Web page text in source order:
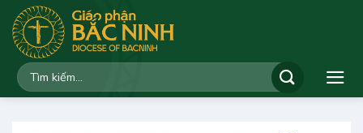
qua
dung